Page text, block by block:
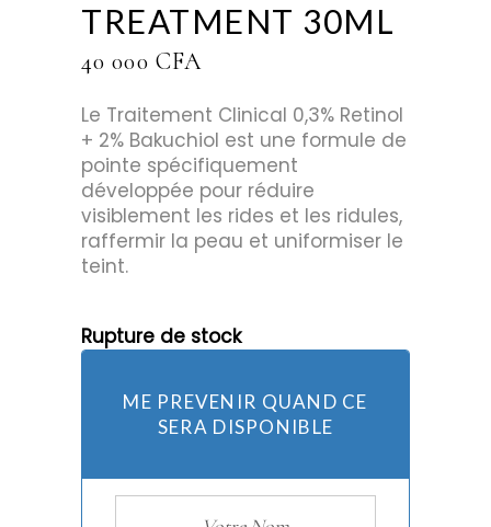
TREATMENT 30ML
40 000 CFA
Le Traitement Clinical 0,3% Retinol
+ 2% Bakuchiol est une formule de
pointe spécifiquement
développée pour réduire
visiblement les rides et les ridules,
raffermir la peau et uniformiser le
teint.
Rupture de stock
ME PREVENIR QUAND CE
SERA DISPONIBLE